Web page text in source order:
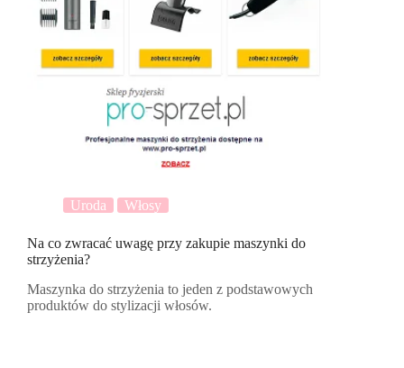
Uroda Włosy
Na co zwracać uwagę przy zakupie maszynki do
strzyżenia?
Maszynka do strzyżenia to jeden z podstawowych
produktów do stylizacji włosów.